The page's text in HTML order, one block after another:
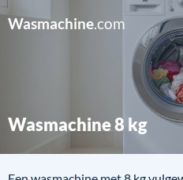
Wasmachine.com
Wasmachine 8 kg